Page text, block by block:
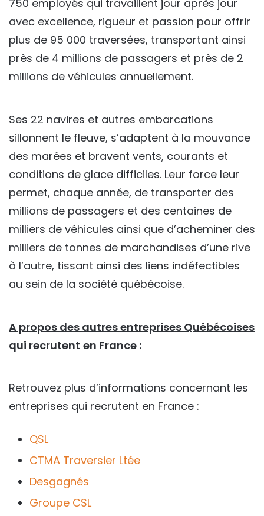
750 employés qui travaillent jour après jour
avec excellence, rigueur et passion pour offrir
plus de 95 000 traversées, transportant ainsi
près de 4 millions de passagers et près de 2
millions de véhicules annuellement.
Ses 22 navires et autres embarcations
sillonnent le fleuve, s’adaptent à la mouvance
des marées et bravent vents, courants et
conditions de glace difficiles. Leur force leur
permet, chaque année, de transporter des
millions de passagers et des centaines de
milliers de véhicules ainsi que d’acheminer des
milliers de tonnes de marchandises d’une rive
à l’autre, tissant ainsi des liens indéfectibles
au sein de la société québécoise.
A propos des autres entreprises Québécoises
qui recrutent en France :
Retrouvez plus d’informations concernant les
entreprises qui recrutent en France :
QSL
CTMA Traversier Ltée
Desgagnés
Groupe CSL